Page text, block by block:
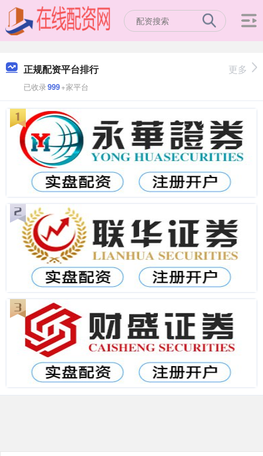
正规配资平台排行
已收录999+家平台
更多